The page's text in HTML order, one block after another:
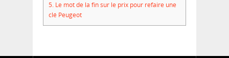
5. Le mot de la fin sur le prix pour refaire une
clé Peugeot